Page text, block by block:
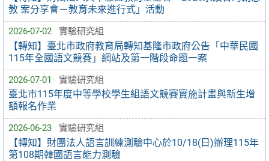
教 案分享會－教育未來進行式」活動
2026-07-02 實驗研究組
【轉知】臺北市政府教育局轉知基隆市政府公告「中華民國
115年全國語文競賽」網站及第一階段命題一案
2026-07-01 實驗研究組
臺北市115年度中等學校學生組語文競賽實施計畫與新生增
額報名作業
2026-06-23 實驗研究組
【轉知】財團法人語言訓練測驗中心於10/18(日)辦理115年
第108期韓國語言能力測驗